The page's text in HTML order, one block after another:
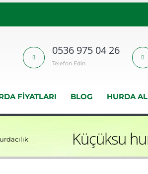
0536 975 04 26
Telefon Edin
FIYATLARI BLOG HURDA
Küçüksu